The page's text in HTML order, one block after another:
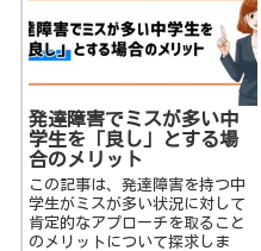
発達障害でミスが多い中
学生を「良し」とする場
合のメリット
この記事は、発達障害を持つ中
学生がミスが多い状況に対して
肯定的なアプローチを取ること
のメリットについて探求しま